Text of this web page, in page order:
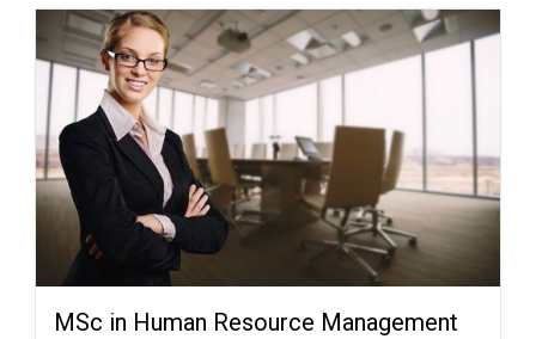
MSc in Human Resource Management